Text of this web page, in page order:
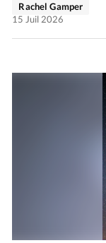
Rachel Gamper
15 Juil 2026